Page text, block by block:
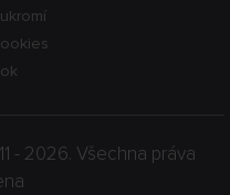
- 2026. Všechna práva